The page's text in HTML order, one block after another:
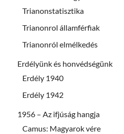
Trianonstatisztika
Trianonrol államférfiak
Trianonról elmélkedés
Erdélyünk és honvédségünk
Erdély 1940
Erdély 1942
1956 – Az ifjúság hangja
Camus: Magyarok vére